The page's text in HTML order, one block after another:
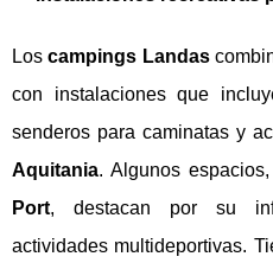
Loscampings Landas
con instalaciones que
senderos para caminatas y
Aquitania. Algunos
Port, destacan por su
actividades multideportivas.